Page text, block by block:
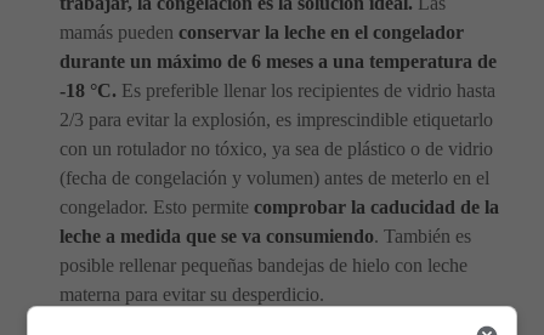
mamás pueden conservar la leche en el congelador
durante un máximo de 6 meses a una temperatura de
-18 °C. Es preferible llenar los recipientes de vidrio hasta
2/3 para evitar la explosión, es imprescindible etiquetarlo
con un rotulador no tóxico, ya sea de plástico o de vidrio
(fecha de congelación y volumen) antes de meterlo en el
congelador. Esto permite comprobar la caducidad de la
leche a medida que se va consumiendo. También es
posible rellenar pequeñas bandejas de hielo con leche
materna para evitar su desperdicio.